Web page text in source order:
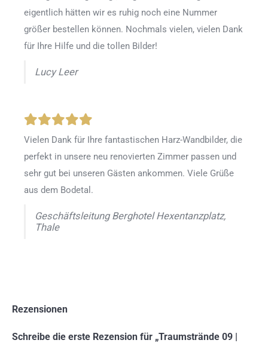
eigentlich hätten wir es ruhig noch eine Nummer
größer bestellen können. Nochmals vielen, vielen Dank
für Ihre Hilfe und die tollen Bilder!
Lucy Leer
Vielen Dank für Ihre fantastischen Harz-Wandbilder, die
perfekt in unsere neu renovierten Zimmer passen und
sehr gut bei unseren Gästen ankommen. Viele Grüße
aus dem Bodetal.
Geschäftsleitung Berghotel Hexentanzplatz,
Thale
Rezensionen
Schreibe die erste Rezension für „Traumstrände 09 |